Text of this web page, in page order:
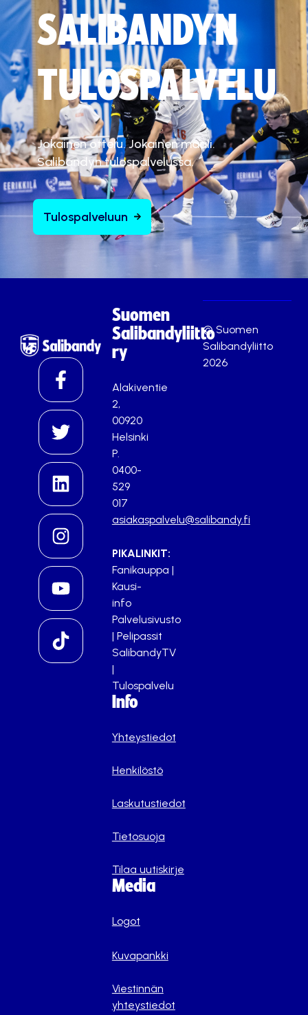
SALIBANDYN
TULOSPALVELU
Jokainen ottelu. Jokainen maali.
Salibandyn tulospalvelussa.
Tulospalveluun
Suomen
Salibandyliitto
ry
Alakiventie
2,
00920
Helsinki
P.
0400-
529
017
asiakaspalvelu@salibandy.fi
PIKALINKIT:
Fanikauppa |
Kausi-
info
Palvelusivusto
| Pelipassit
SalibandyTV
|
Tulospalvelu
Info
Yhteystiedot
Henkilöstö
Laskutustiedot
Tietosuoja
Tilaa uutiskirje
Media
Logot
Kuvapankki
Viestinnän
yhteystiedot
© Suomen
Salibandyliitto
2026